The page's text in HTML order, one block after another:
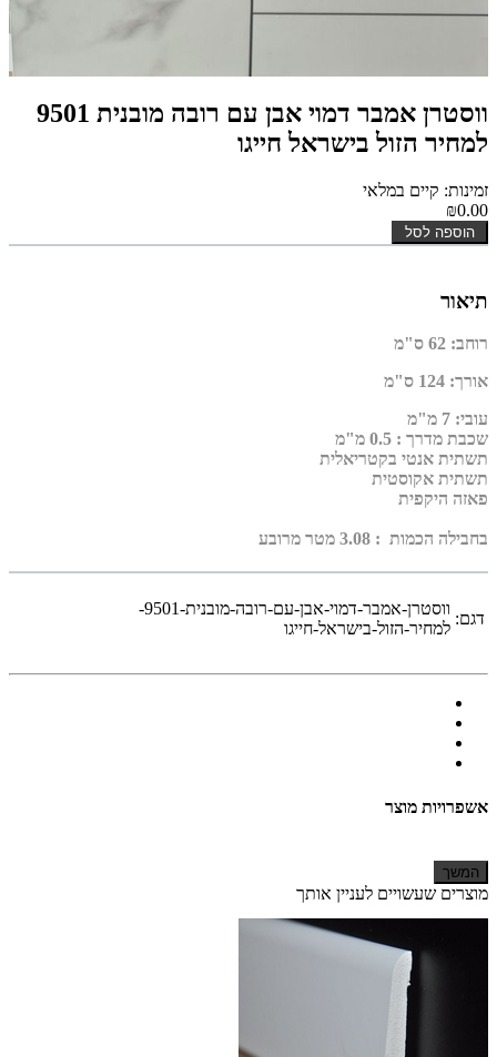
ווסטרן אמבר דמוי אבן עם רובה מובנית 9501
למחיר הזול בישראל חייגו
זמינות: קיים במלאי
₪0.00
הוספה לסל
תיאור
רוחב: 62 ס"מ
אורך: 124 ס"מ
עובי: 7 מ"מ
שכבת מדרך : 0.5 מ"מ
תשתית אנטי בקטריאלית
תשתית אקוסטית
פאזה היקפית
בחבילה הכמות : 3.08 מטר מרובע
דגם:
ווסטרן-אמבר-דמוי-אבן-עם-רובה-מובנית-9501-
למחיר-הזול-בישראל-חייגו
אשפרויות מוצר
המשך
מוצרים שעשויים לעניין אותך